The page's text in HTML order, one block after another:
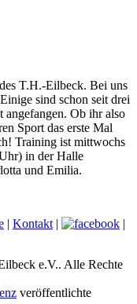
T.H.-Eilbeck. Bei uns
sind schon seit drei
angefangen. Ob ihr also
Sport das erste Mal
Training ist mittwochs
in der Halle
und Emilia.
| Kontakt | |
e.V.. Alle Rechte
veröffentlichte